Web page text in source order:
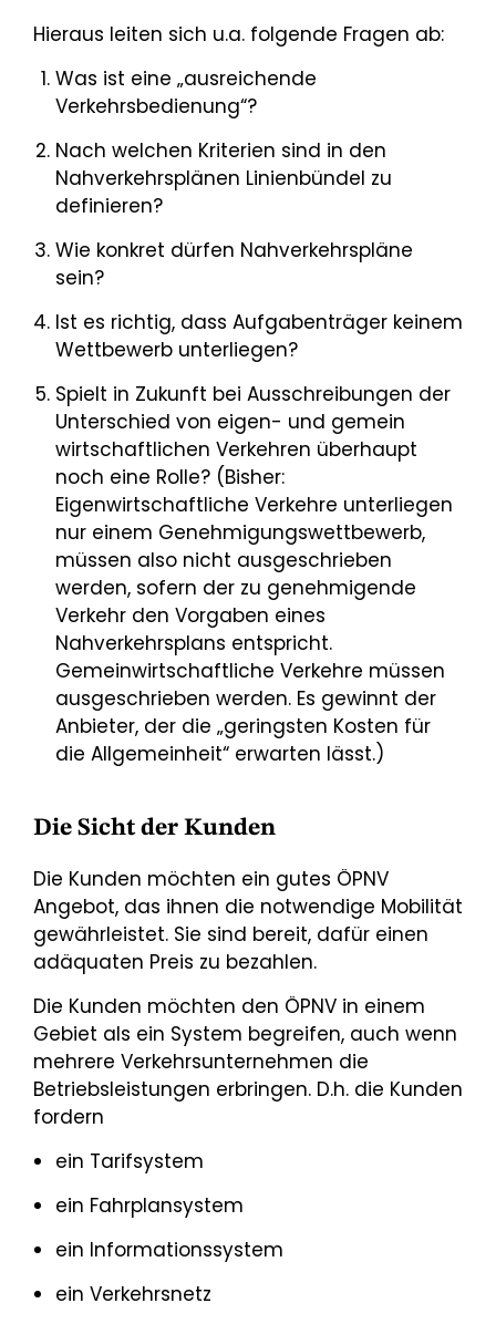
Hieraus leiten sich u.a. folgende Fragen ab:
Was ist eine „ausreichende
Verkehrsbedienung“?
Nach welchen Kriterien sind in den
Nahverkehrsplänen Linienbündel zu
definieren?
Wie konkret dürfen Nahverkehrspläne
sein?
Ist es richtig, dass Aufgabenträger keinem
Wettbewerb unterliegen?
Spielt in Zukunft bei Ausschreibungen der
Unterschied von eigen- und gemein
wirtschaftlichen Verkehren überhaupt
noch eine Rolle? (Bisher:
Eigenwirtschaftliche Verkehre unterliegen
nur einem Genehmigungswettbewerb,
müssen also nicht ausgeschrieben
werden, sofern der zu genehmigende
Verkehr den Vorgaben eines
Nahverkehrsplans entspricht.
Gemeinwirtschaftliche Verkehre müssen
ausgeschrieben werden. Es gewinnt der
Anbieter, der die „geringsten Kosten für
die Allgemeinheit“ erwarten lässt.)
Die Sicht der Kunden
Die Kunden möchten ein gutes ÖPNV
Angebot, das ihnen die notwendige Mobilität
gewährleistet. Sie sind bereit, dafür einen
adäquaten Preis zu bezahlen.
Die Kunden möchten den ÖPNV in einem
Gebiet als ein System begreifen, auch wenn
mehrere Verkehrsunternehmen die
Betriebsleistungen erbringen. D.h. die Kunden
fordern
ein Tarifsystem
ein Fahrplansystem
ein Informationssystem
ein Verkehrsnetz